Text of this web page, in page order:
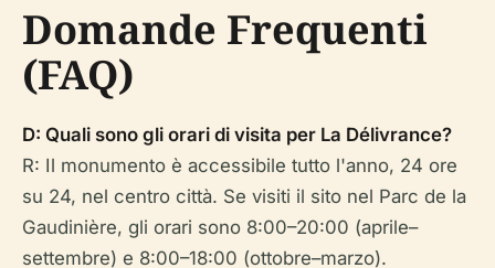
Domande Frequenti
(FAQ)
D: Quali sono gli orari di visita per La Délivrance?
R: Il monumento è accessibile tutto l'anno, 24 ore
su 24, nel centro città. Se visiti il sito nel Parc de la
Gaudinière, gli orari sono 8:00–20:00 (aprile–
settembre) e 8:00–18:00 (ottobre–marzo).